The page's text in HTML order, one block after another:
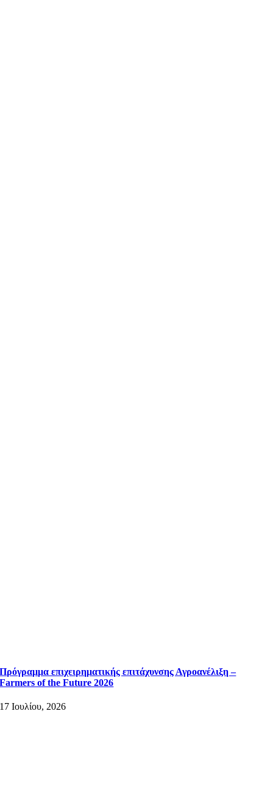
Πρόγραμμα επιχειρηματικής επιτάχυνσης Αγροανέλιξη –
Farmers of the Future 2026
17 Ιουλίου, 2026